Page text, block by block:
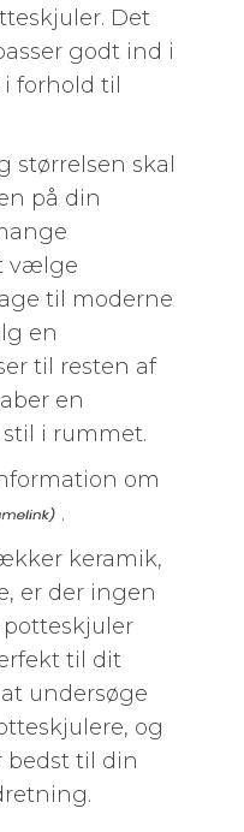
Det
godt ind i
forhold til
størrelsen skal
på din
vælge
til moderne
en
til resten af
en
i rummet.
om
.
keramik,
er der ingen
til dit
undersøge
og
bedst til din